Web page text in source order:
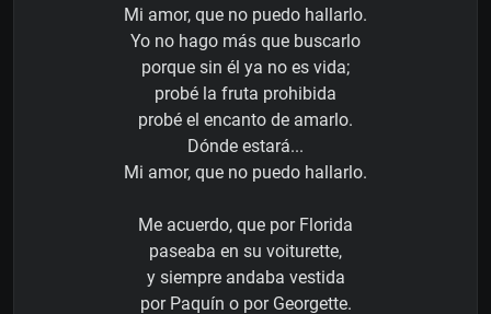
Mi amor, que no puedo hallarlo.
Yo no hago más que buscarlo
porque sin él ya no es vida;
probé la fruta prohibida
probé el encanto de amarlo.
Dónde estará...
Mi amor, que no puedo hallarlo.
Me acuerdo, que por Florida
paseaba en su voiturette,
y siempre andaba vestida
por Paquín o por Georgette.